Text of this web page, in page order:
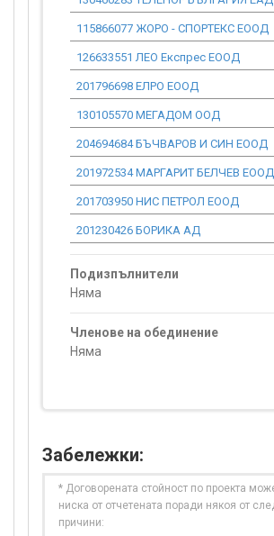
115866077 ЖОРО - СПОРТЕКС ЕООД
126633551 ЛЕО Експрес ЕООД
201796698 ЕЛРО ЕООД
130105570 МЕГАДОМ ООД
204694684 БЪЧВАРОВ И СИН ЕООД
201972534 МАРГАРИТ БЕЛЧЕВ ЕООД
201703950 НИС ПЕТРОЛ ЕООД
201230426 БОРИКА АД
Подизпълнители
Няма
Членове на обединение
Няма
Забележки:
* Договорената стойност по проекта
ниска от отчетената поради някоя от
причини: